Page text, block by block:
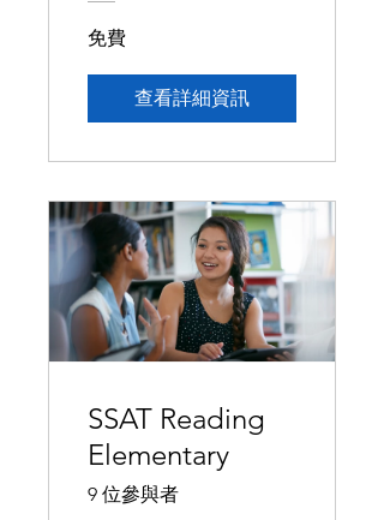
免費
查看詳細資訊
SSAT Reading
Elementary
9 位參與者